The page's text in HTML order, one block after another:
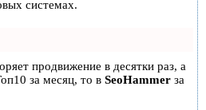
системах.
продвижение в десятки раз, а
за месяц, то в SeoHammer за